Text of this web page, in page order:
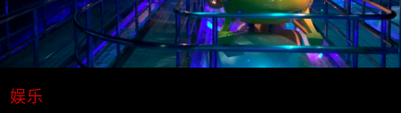
娱乐
工业和科技
博物馆和展览馆
幻变剧场
交钥匙景点
动感技术
关于我们
联系方式
资料下载
娱乐